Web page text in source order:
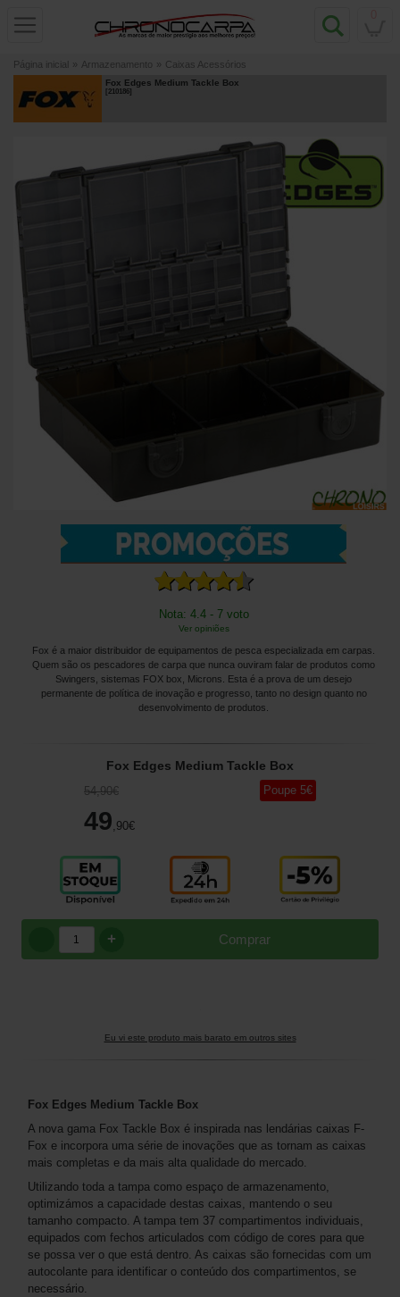
Página inicial » Armazenamento » Caixas Acessórios
Fox Edges Medium Tackle Box
[210186]
Nota: 4.4 - 7 voto
Ver opiniões
Fox é a maior distribuidor de equipamentos de pesca especializada em carpas.
Quem são os pescadores de carpa que nunca ouviram falar de produtos como
Swingers, sistemas FOX box, Microns. Esta é a prova de um desejo
permanente de política de inovação e progresso, tanto no design quanto no
desenvolvimento de produtos.
Fox Edges Medium Tackle Box
54,90€
49 ,90€
Poupe 5€
Comprar
+
Eu vi este produto mais barato em outros sites
Fox Edges Medium Tackle Box
A nova gama Fox Tackle Box é inspirada nas lendárias caixas F-
Fox e incorpora uma série de inovações que as tornam as caixas
mais completas e da mais alta qualidade do mercado.
Utilizando toda a tampa como espaço de armazenamento,
optimizámos a capacidade destas caixas, mantendo o seu
tamanho compacto. A tampa tem 37 compartimentos individuais,
equipados com fechos articulados com código de cores para que
se possa ver o que está dentro. As caixas são fornecidas com um
autocolante para identificar o conteúdo dos compartimentos, se
necessário.